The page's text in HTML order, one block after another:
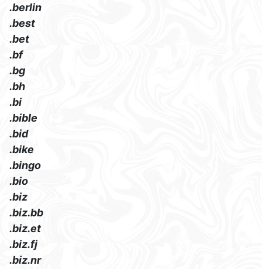
.berlin
.best
.bet
.bf
.bg
.bh
.bi
.bible
.bid
.bike
.bingo
.bio
.biz
.biz.bb
.biz.et
.biz.fj
.biz.nr